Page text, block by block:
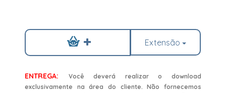
Extensão
ENTREGA:
Você deverá realizar o download
exclusivamente na área do cliente. Não fornecemos